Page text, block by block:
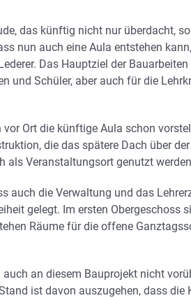
das künftig nicht nur überdacht,
nun auch eine Aula entstehen
Das Hauptziel der
und Schüler, aber auch für die
Ort die künftige Aula schon
die das spätere Dach über
als Veranstaltungsort genutzt
auch die Verwaltung und das
gelegt. Im ersten Obergeschoss
Räume für die offene
an diesem Bauprojekt nicht
ist davon auszugehen, dass